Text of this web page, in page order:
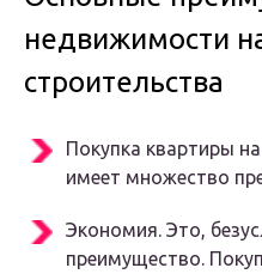
недвижимости
строительства
Покупка квартиры
имеет множество
Экономия. Это,
преимущество.